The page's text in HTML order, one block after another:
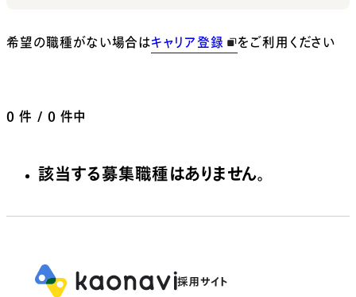
希望の職種がない場合はキャリア登録 をご利用ください
0 件 / 0 件中
該当する募集職種はありません。